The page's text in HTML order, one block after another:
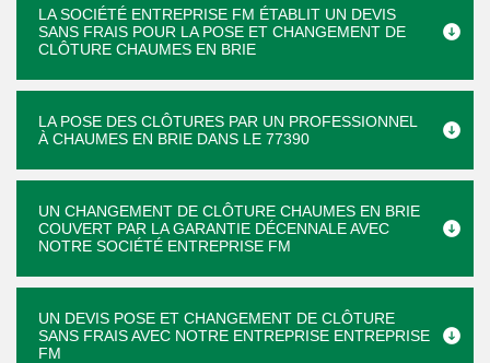
LA SOCIÉTÉ ENTREPRISE FM ÉTABLIT UN DEVIS
SANS FRAIS POUR LA POSE ET CHANGEMENT DE
CLÔTURE CHAUMES EN BRIE
LA POSE DES CLÔTURES PAR UN PROFESSIONNEL
À CHAUMES EN BRIE DANS LE 77390
UN CHANGEMENT DE CLÔTURE CHAUMES EN BRIE
COUVERT PAR LA GARANTIE DÉCENNALE AVEC
NOTRE SOCIÉTÉ ENTREPRISE FM
UN DEVIS POSE ET CHANGEMENT DE CLÔTURE
SANS FRAIS AVEC NOTRE ENTREPRISE ENTREPRISE
FM